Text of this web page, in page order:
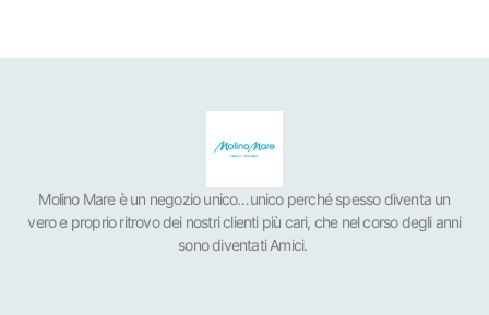
Molino Mare è un negozio unico…unico perché spesso diventa un
vero e proprio ritrovo dei nostri clienti più cari, che nel corso degli anni
sono diventati Amici.